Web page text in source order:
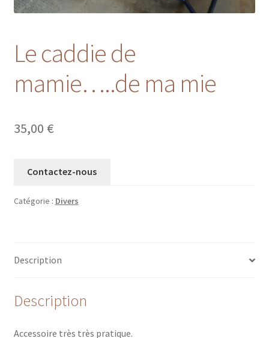
Le caddie de
mamie…..de ma mie
35,00 €
Contactez-nous
Catégorie : Divers
Description
Description
Accessoire très très pratique.